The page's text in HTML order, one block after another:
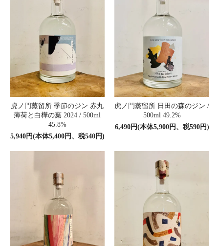
虎ノ門蒸留所 季節のジン 赤丸
薄荷と白樺の葉 2024 / 500ml
45.8%
5,940円(本体5,400円、税540円)
虎ノ門蒸留所 日田の森のジン /
500ml 49.2%
6,490円(本体5,900円、税590円)